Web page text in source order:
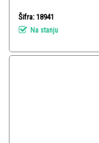
Šifra: 18941
Na stanju